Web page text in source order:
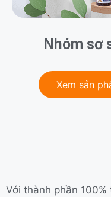
Nhóm sơ
Xem sản
Với thành phần